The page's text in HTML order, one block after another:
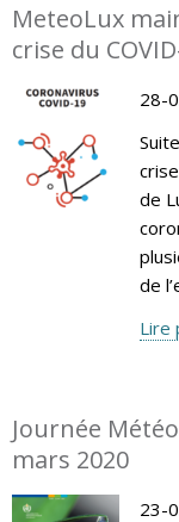
MeteoLux
crise du
28-
de
de
Lire
Journée
mars 2020
23-